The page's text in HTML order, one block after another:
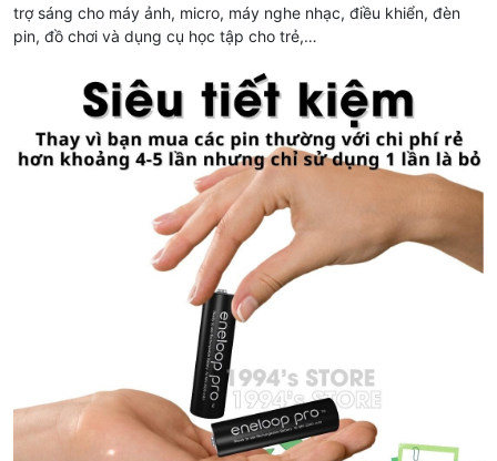
trợ sáng cho máy ảnh, micro, máy nghe nhạc, điều khiển, đèn
pin, đồ chơi và dụng cụ học tập cho trẻ,…